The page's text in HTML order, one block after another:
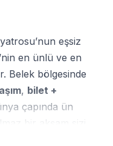
eşsiz
en ünlü ve en
Belek bölgesinde
, bilet +
çapında ün
bir akşam sizi